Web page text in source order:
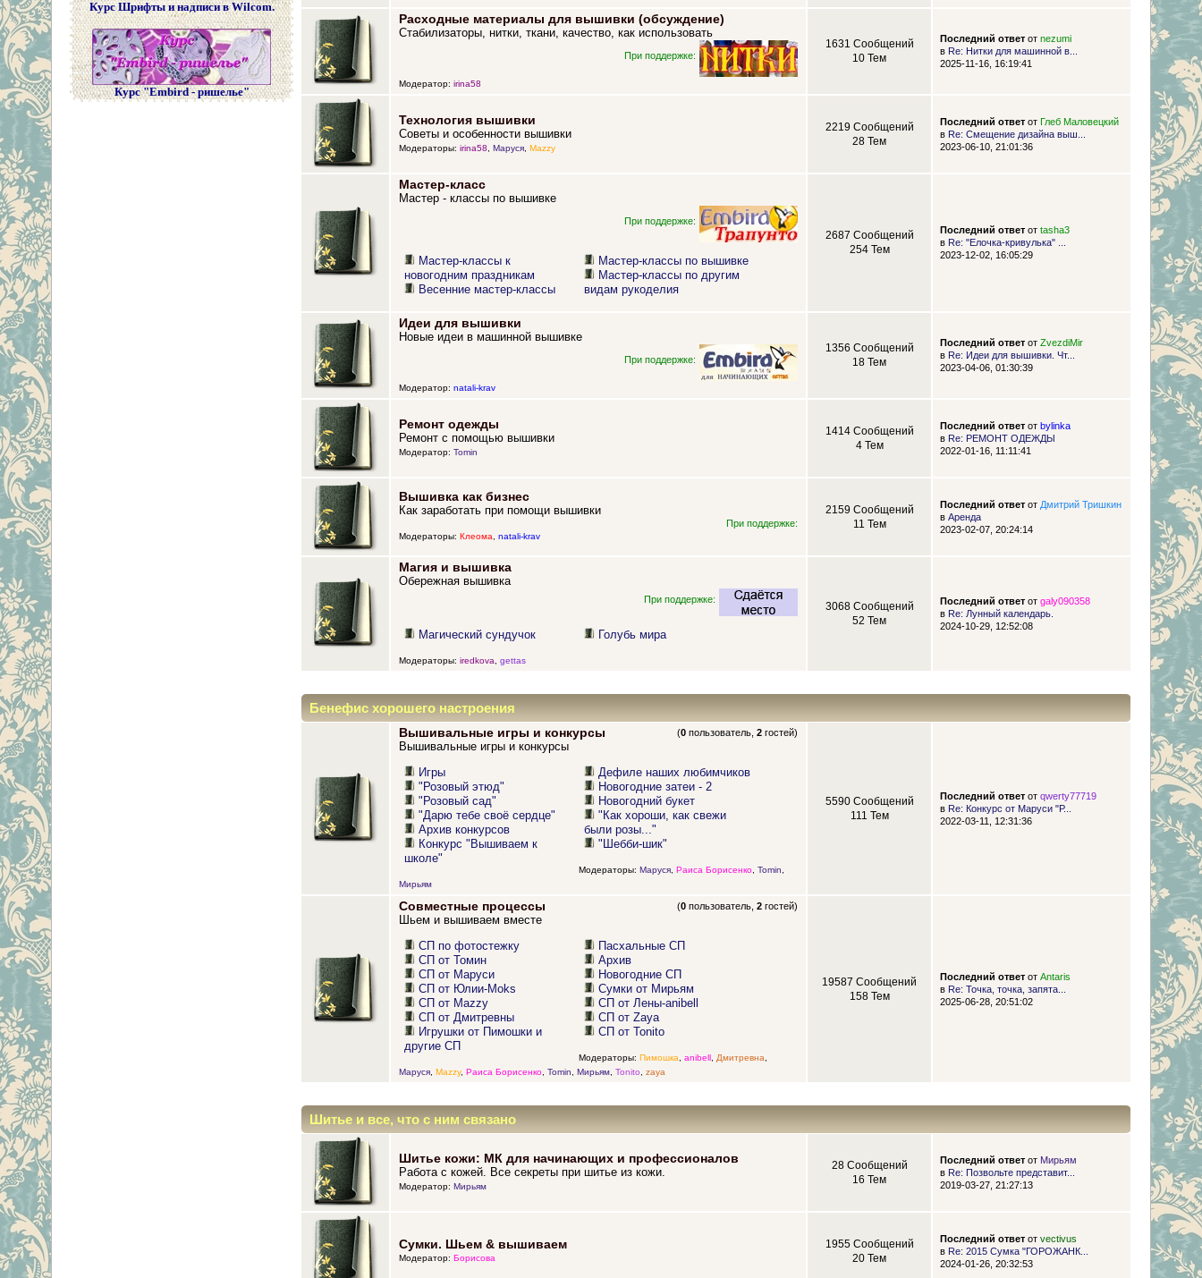
Курс Шрифты и надписи в Wilcom.
Курс "Embird - ришелье"
Расходные материалы для вышивки (обсуждение)
Стабилизаторы, нитки, ткани, качество, как использовать
При поддержке:
Модератор: irina58
1631 Сообщений
10 Тем
Последний ответот nezumi
в Re: Нитки для машинной в...
2025-11-16, 16:19:41
Технология вышивки
Советы и особенности вышивки
Модераторы: irina58, Маруся, Mazzy
2219 Сообщений
28 Тем
Последний ответот Глеб Маловецкий
в Re: Смещение дизайна выш...
2023-06-10, 21:01:36
Мастер-класс
Мастер - классы по вышивке
При поддержке:
Мастер-классы к
новогодним праздникам
Весенние мастер-классы
Мастер-классы по вышивке
Мастер-классы по другим
видам рукоделия
2687 Сообщений
254 Тем
Последний ответот tasha3
в Re: "Елочка-кривулька" ...
2023-12-02, 16:05:29
Идеи для вышивки
Новые идеи в машинной вышивке
При поддержке:
Модератор: natali-krav
1356 Сообщений
18 Тем
Последний ответот ZvezdiMir
в Re: Идеи для вышивки. Чт...
2023-04-06, 01:30:39
Ремонт одежды
Ремонт с помощью вышивки
Модератор: Tomin
1414 Сообщений
4 Тем
Последний ответот bylinka
в Re: РЕМОНТ ОДЕЖДЫ
2022-01-16, 11:11:41
Вышивка как бизнес
Как заработать при помощи вышивки
При поддержке:
Модераторы: Клеома, natali-krav
2159 Сообщений
11 Тем
Последний ответот Дмитрий Тришкин
в Аренда
2023-02-07, 20:24:14
Магия и вышивка
Обережная вышивка
При поддержке:
Магический сундучок Голубь мира
Модераторы: iredkova gettas
3068 Сообщений
52 Тем
Последний ответот galy090358
в Re: Лунный календарь.
2024-10-29, 12:52:08
Бенефис хорошего настроения
Вышивальные игры и конкурсы (0 пользователь,2 гостей)
Вышивальные игры и конкурсы
Игры
"Розовый этюд"
"Розовый сад"
"Дарю тебе своё сердце"
Архив конкурсов
Конкурс "Вышиваем к
школе"
Дефиле наших любимчиков
Новогодние затеи - 2
Новогодний букет
"Как хороши, как свежи
были розы..."
"Шебби-шик"
Модераторы: Маруся, Раиса Борисенко, Tomin
Мирьям
5590 Сообщений
111 Тем
Последний ответот qwerty77719
в Re: Конкурс от Маруси "Р...
2022-03-11, 12:31:36
Совместные процессы (0 пользователь,2 гостей)
Шьем и вышиваем вместе
СП по фотостежку
СП от Томин
СП от Маруси
СП от Юлии-Moks
СП от Mazzy
СП от Дмитревны
Игрушки от Пимошки и
другие СП
Пасхальные СП
Архив
Новогодние СП
Сумки от Мирьям
СП от Лены-anibell
СП от Zaya
СП от Tonito
Модераторы: Пимошка anibell, Дмитревна
Маруся, Mazzy, Раиса Борисенко, Tomin Мирьям, Tonito zaya
19587 Сообщений
158 Тем
Последний ответот Antaris
в Re: Точка, точка, запята...
2025-06-28, 20:51:02
Шитье и все, что с ним связано
Шитье кожи: МК для начинающих и профессионалов
Работа с кожей. Все секреты при шитье из кожи.
Модератор: Мирьям
28 Сообщений
16 Тем
Последний ответот Мирьям
в Re: Позвольте представит...
2019-03-27, 21:27:13
Сумки. Шьем & вышиваем
Модератор: Борисова
1955 Сообщений
20 Тем
Последний ответот vectivus
в Re: 2015 Сумка "ГОРОЖАНК...
2024-01-26, 20:32:53